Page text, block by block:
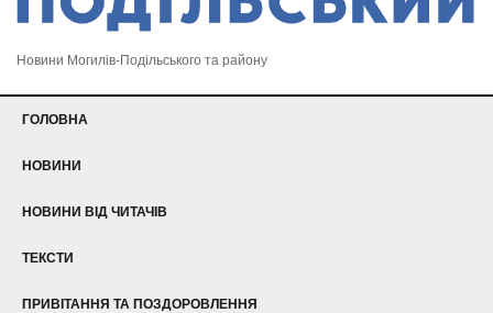
Новини Могилів-Подільського та району
ГОЛОВНА
НОВИНИ
НОВИНИ ВІД ЧИТАЧІВ
ТЕКСТИ
ПРИВІТАННЯ ТА ПОЗДОРОВЛЕННЯ